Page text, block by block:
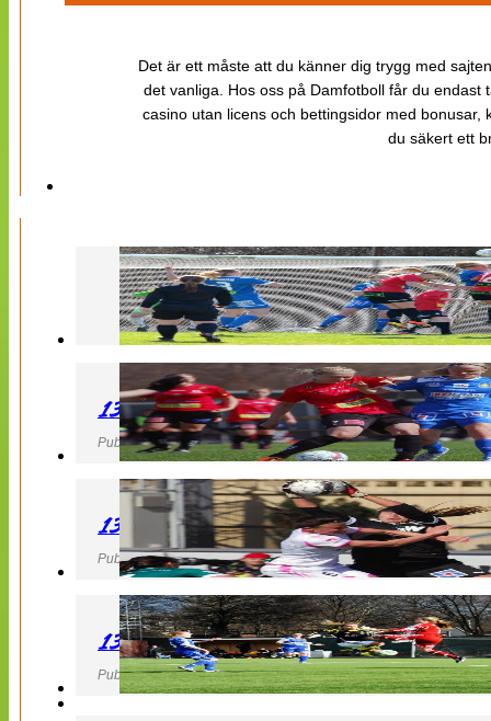
Det är ett måste att du känner dig trygg med
det vanliga. Hos oss på Damfotboll får du
casino utan licens och bettingsidor med
du säkert ett
130427 LB 07 – QBIK
Publicerad 27 April 2013, 22:40
130427 IF Limhamn Bunkeflo – QBIK
Publicerad 27 April 2013, 21:10
130427 LdB FC Malmö – Mallbackens IF
Publicerad 27 April 2013, 20:54